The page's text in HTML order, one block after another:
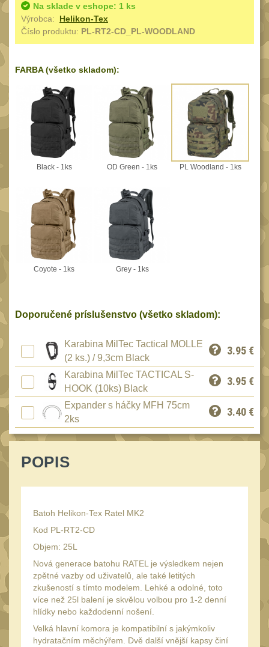
Speciální pouzdra III12
Pouzdra na láhev 42
potřeby
Pouzdra na
lékárničku
48
Pouzdra na
elektroniku
Pouzdra a kapsy na
suchý zip
Stehenní pouzdra 29
Pouzdra na svítilny
Puzdrá na mapy 24
Cestovné púzdra 29
Ramenní popruhy a
Karabiny a přezky75
Kroužky, šňůrky,
koncovky25
Nášivky 105
Samonavíjecí držáky1
Nepromokavý potahy a
Láhve16
Lékárničky17
Na přežití26
Ostatní
MONTÁŽE PRO OPTIKU
Na sklade v eshope: 1 ks
Výrobca: Helikon-Tex
Číslo produktu: PL-RT2-CD_PL-WOODLAND
FARBA (všetko skladom):
Black - 1ks OD Green - 1ks PL Woodland - 1ks
Coyote - 1ks Grey - 1ks
Doporučené príslušenstvo (všetko skladom):
Karabina MilTec Tactical MOLLE
(2 ks.) / 9,3cm Black
3.95 €
Karabina MilTec TACTICAL S-
HOOK (10ks) Black
3.95 €
Expander s háčky MFH 75cm
2ks
3.40 €
POPIS
Batoh Helikon-Tex Ratel MK2
Kod PL-RT2-CD
Objem: 25L
Nová generace batohu RATEL je výsledkem nejen
zpětné vazby od uživatelů, ale také letitých
zkušeností s tímto modelem. Lehké a odolné, toto
více než 25l balení je skvělou volbou pro 1-2 denní
hlídky nebo každodenní nošení.
Velká hlavní komora je kompatibilní s jakýmkoliv
hydratačním měchýřem. Dvě další vnější kapsy činí